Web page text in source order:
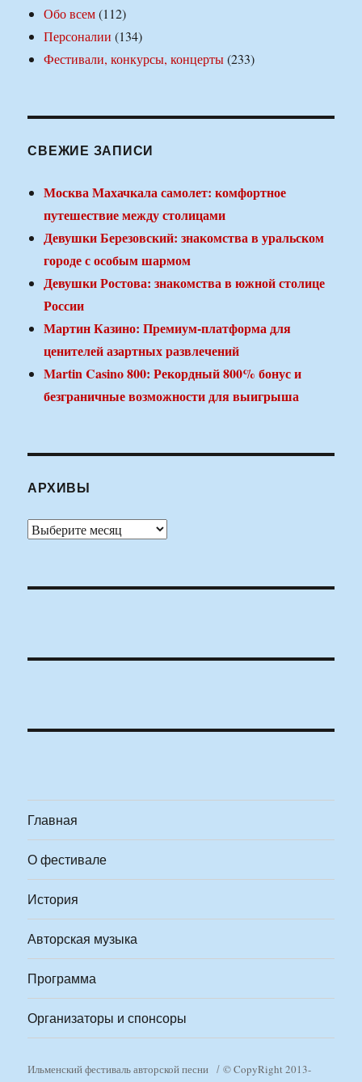
Обо всем(112)
Персоналии (134)
Фестивали, конкурсы, концерты(233)
СВЕЖИЕ ЗАПИСИ
Москва Махачкала самолет: комфортное
путешествие между столицами
Девушки Березовский: знакомства в уральском
городе с особым шармом
Девушки Ростова: знакомства в южной столице
России
Мартин Казино: Премиум-платформа для
ценителей азартных развлечений
Martin Casino 800: Рекордный 800% бонус и
безграничные возможности для выигрыша
АРХИВЫ
Архивы
Главная
О фестивале
История
Авторская музыка
Программа
Организаторы и спонсоры
Ильменский фестиваль авторской песни
© CopyRight 2013-